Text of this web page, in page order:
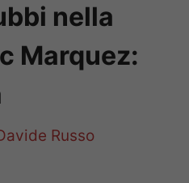
nella
Marquez:
Russo